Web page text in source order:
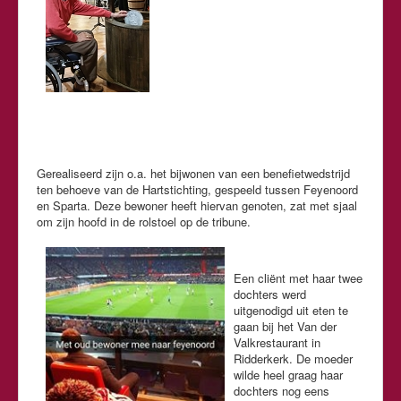
Gerealiseerd zijn o.a. het bijwonen van een benefietwedstrijd
ten behoeve van de Hartstichting, gespeeld tussen Feyenoord
en Sparta. Deze bewoner heeft hiervan genoten, zat met sjaal
om zijn hoofd in de rolstoel op de tribune.
Een cliënt met haar twee
dochters werd
uitgenodigd uit eten te
gaan bij het Van der
Valkrestaurant in
Ridderkerk. De moeder
wilde heel graag haar
dochters nog eens